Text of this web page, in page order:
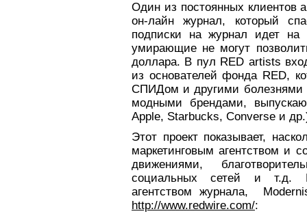
Один из постоянных клиентов
он-лайн журнал, который
подписки на журнал идет
умирающие не могут
доллара. В пул RED artists
из основателей фонда RED,
СПИДом и другими болезнями
модными брендами,
Apple, Starbucks, Converse и
Этот проект показывает,
маркетинговым агентством и
движениями,
социальных сетей и т.д.
агентством журнала,
http://www.redwire.com/: